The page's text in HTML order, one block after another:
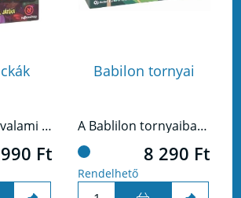
A konyhában valami fenséges készül, és te, mint mesterszakács, felelsz azért, hogy a legjobb alapanyagokat válogasd ki, majd lenyűgöző fogásokká varázsold őket. Készíts izgalmas ételeket a világ minden tájáról, és nyűgözd le vendégeidet a tökéletes ízharmóniával!
Ft
Babilon tornyai
A Bablilon tornyaiban a világhírű ősi csodát a Függőkerteket kell újraépítened lapkák segítségével.
8 290 Ft
Rendelhető